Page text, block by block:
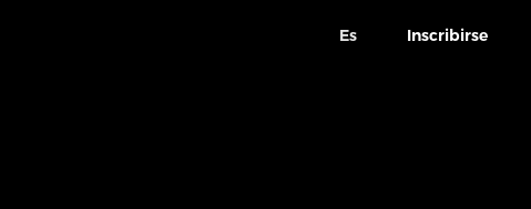
Es Inscribirse